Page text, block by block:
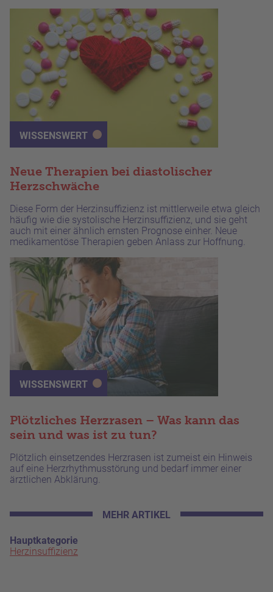
WISSENSWERT
Neue Therapien bei diastolischer
Herzschwäche
Diese Form der Herzinsuffizienz ist mittlerweile etwa gleich
häufig wie die systolische Herzinsuffizienz, und sie geht
auch mit einer ähnlich ernsten Prognose einher. Neue
medikamentöse Therapien geben Anlass zur Hoffnung.
WISSENSWERT
Plötzliches Herzrasen – Was kann das
sein und was ist zu tun?
Plötzlich einsetzendes Herzrasen ist zumeist ein Hinweis
auf eine Herzrhythmusstörung und bedarf immer einer
ärztlichen Abklärung.
MEHR ARTIKEL
Hauptkategorie
Herzinsuffizienz